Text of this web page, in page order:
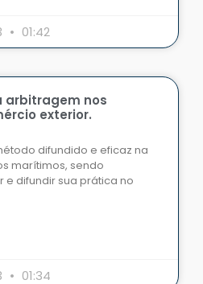
01:42
arbitragem nos
exterior.
difundido e eficaz na
marítimos, sendo
e difundir sua prática no
01:34